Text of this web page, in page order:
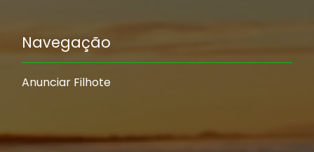
Navegação
Anunciar Filhote